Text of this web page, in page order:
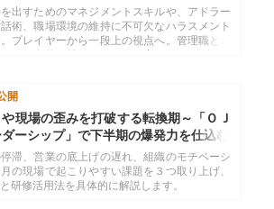
出すためのマネジメントスキルや、アドラー
術、職場環境の維持に不可欠なハラスメント
プレイヤーから一段上の視点へ。管理職とし
開
現場の歪みを打破する転換期～「ＯＪ
ーシップ」で下半期の爆発力を仕込む
滞、営業の底上げの遅れ、組織のモチベーシ
の現場で起こりやすい課題を３つ取り上げ、
研修活用法を具体的に解説します。